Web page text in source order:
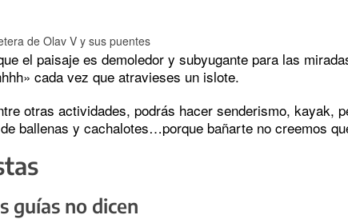
de Olav V y sus puentes
el paisaje es demoledor y subyugante para las
cada vez que atravieses un islote.
otras actividades, podrás hacer senderismo, kayak,
ballenas y cachalotes…porque bañarte no creemos
guías no dicen